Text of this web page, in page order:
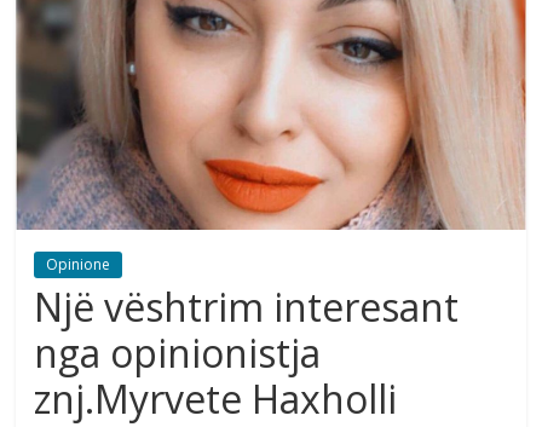
Opinione
Një vështrim interesant
nga opinionistja
znj.Myrvete Haxholli